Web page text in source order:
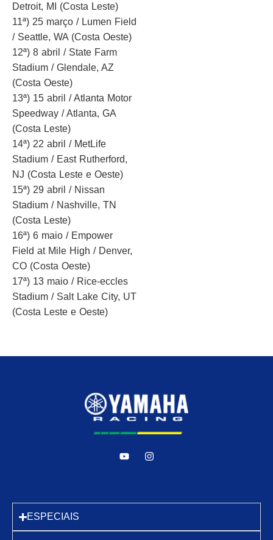
Detroit, MI (Costa Leste)
11ª) 25 março / Lumen Field
/ Seattle, WA (Costa Oeste)
12ª) 8 abril / State Farm
Stadium / Glendale, AZ
(Costa Oeste)
13ª) 15 abril / Atlanta Motor
Speedway / Atlanta, GA
(Costa Leste)
14ª) 22 abril / MetLife
Stadium / East Rutherford,
NJ (Costa Leste e Oeste)
15ª) 29 abril / Nissan
Stadium / Nashville, TN
(Costa Leste)
16ª) 6 maio / Empower
Field at Mile High / Denver,
CO (Costa Oeste)
17ª) 13 maio / Rice-eccles
Stadium / Salt Lake City, UT
(Costa Leste e Oeste)
ESPECIAIS